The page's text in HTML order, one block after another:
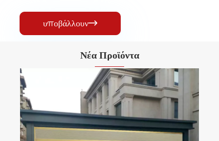
υποβάλλουν
Νέα Προϊόντα